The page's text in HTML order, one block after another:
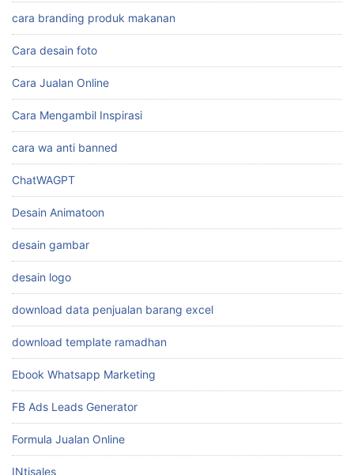
cara branding produk makanan
Cara desain foto
Cara Jualan Online
Cara Mengambil Inspirasi
cara wa anti banned
ChatWAGPT
Desain Animatoon
desain gambar
desain logo
download data penjualan barang excel
download template ramadhan
Ebook Whatsapp Marketing
FB Ads Leads Generator
Formula Jualan Online
INtisales